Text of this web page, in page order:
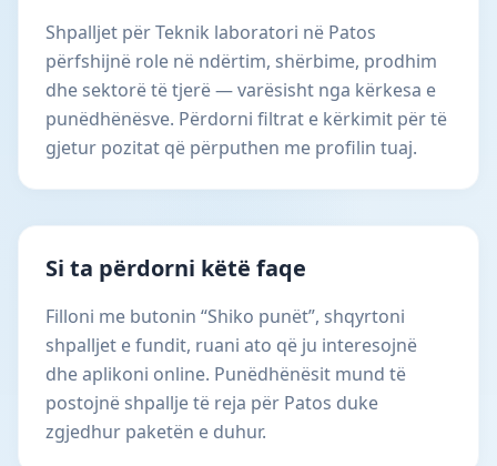
Shpalljet për Teknik laboratori në Patos
përfshijnë role në ndërtim, shërbime, prodhim
dhe sektorë të tjerë — varësisht nga kërkesa e
punëdhënësve. Përdorni filtrat e kërkimit për të
gjetur pozitat që përputhen me profilin tuaj.
Si ta përdorni këtë faqe
Filloni me butonin “Shiko punët”, shqyrtoni
shpalljet e fundit, ruani ato që ju interesojnë
dhe aplikoni online. Punëdhënësit mund të
postojnë shpallje të reja për Patos duke
zgjedhur paketën e duhur.